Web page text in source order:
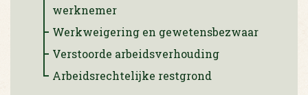
werknemer
Werkweigering en gewetensbezwaar
Verstoorde arbeidsverhouding
Arbeidsrechtelijke restgrond